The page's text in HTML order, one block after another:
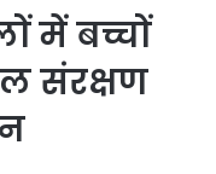
में बच्चों
संरक्षण